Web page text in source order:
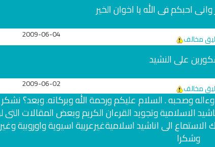
احبكم فى الله يا اخوان الخير
مخالف 2009-06-04
على النشيد
مخالف 2009-06-02
وصحبه . السلام عليكم ورحمة الله وبركاته. وبعد؟
الاسلامية وتجويد القرءان الكريم وبعض المقالات التى
الاستماع الى اناشيد اسلاميةغيرعربية اسيوية واوروبية
وشكرا